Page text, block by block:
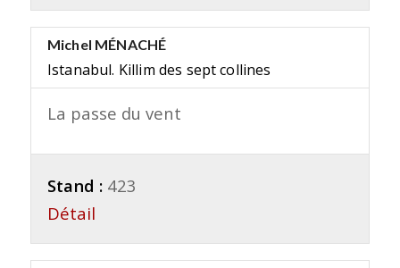
Michel MÉNACHÉ
Istanabul. Killim des sept collines
La passe du vent
Stand : 423
Détail